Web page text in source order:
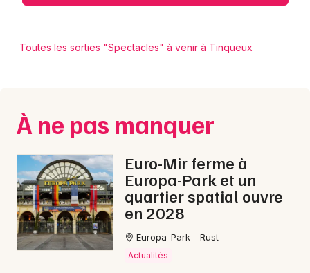
Toutes les sorties "Spectacles" à venir à Tinqueux
À ne pas manquer
Euro-Mir ferme à
Europa-Park et un
quartier spatial ouvre
en 2028
Europa-Park - Rust
Actualités